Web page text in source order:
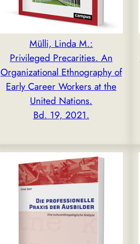
Mülli, Linda M.:
Privileged Precarities. An
Organizational Ethnography of
Early Career Workers at the
United Nations.
Bd. 19, 2021.